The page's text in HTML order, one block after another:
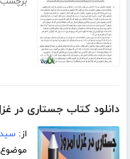
دانلود کتاب جستاری در
از: